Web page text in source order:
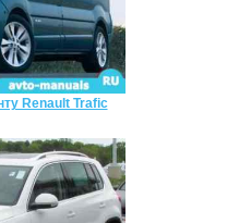
Renault Trafic